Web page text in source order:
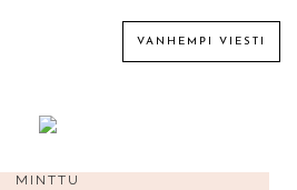
VANHEMPI VIESTI
MINTTU